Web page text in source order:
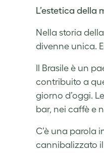
L’estetica della
Nella storia
divenne unica.
Il Brasile è un
contribuito a
giorno d’oggi.
bar, nei caffè e
C’è una parola
cannibalizzato